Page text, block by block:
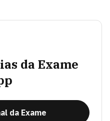
da Exame
da Exame